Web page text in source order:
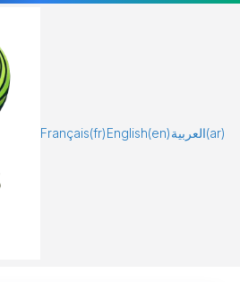
Français(fr) English(en)العربية(ar)